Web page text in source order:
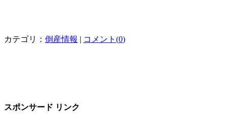
カテゴリ： 倒産情報 | コメント(0)
スポンサード リンク